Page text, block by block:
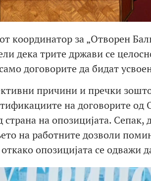
координатор за „Отворен
дека трите држави се
договорите да бидат
причини и пречки
на договорите од
страна на опозицијата.
на работните дозволи
опозицијата се одважи